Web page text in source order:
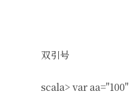
双引号
scala> var aa="100"